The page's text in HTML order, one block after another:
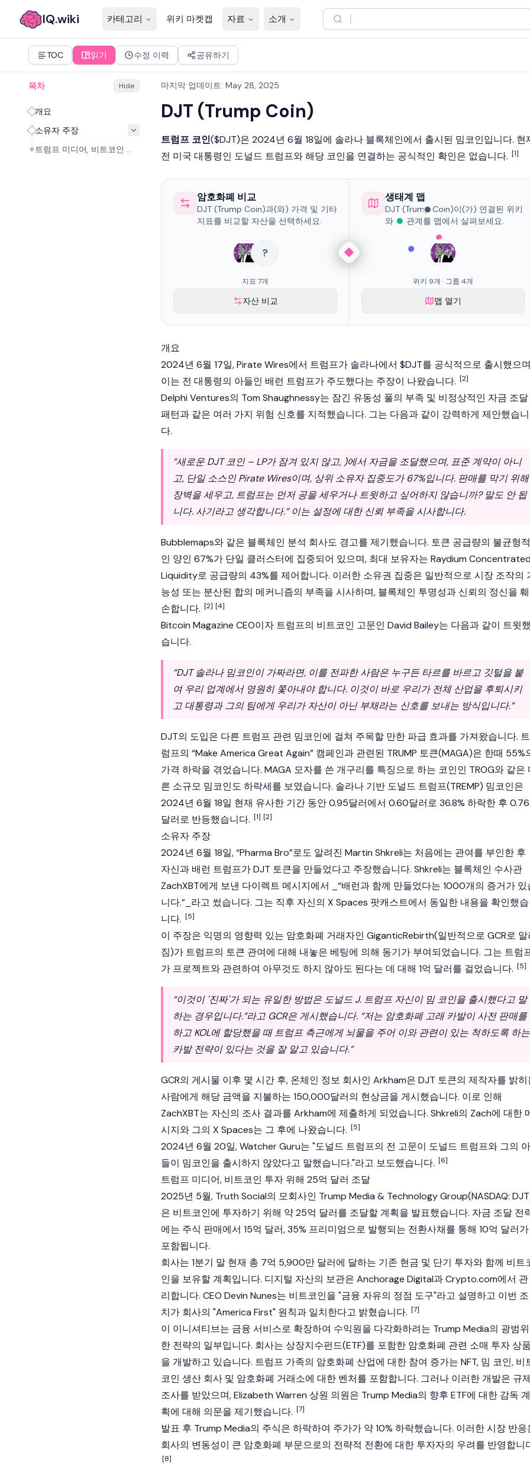
IQ.wiki 카테고리 위키 마켓캡 자료 소개
TOC 읽기 수정 이력 공유하기
목차 Hide
개요
소유자 주장
트럼프 미디어, 비트코인 투자 위해 25억 달러 조달
마지막 업데이트: May 28, 2025
DJT (Trump Coin)
트럼프 코인($DJT)은 2024년 6월 18일에 솔라나 블록체인에서 출시된 밈코인입니다. 현
전 미국 대통령인 도널드 트럼프와 해당 코인을 연결하는 공식적인 확인은 없습니다. [1]
암호화폐 비교
DJT (Trump Coin)과(와) 가격 및 기타
지표를 비교할 자산을 선택하세요.
?
지표 7개
자산 비교
생태계 맵
DJT (Trump Coin)이(가) 연결된 위키
와 그 관계를 맵에서 살펴보세요.
위키 9개 · 그룹 4개
맵 열기
개요
2024년 6월 17일, Pirate Wires에서 트럼프가 솔라나에서 $DJT를 공식적으로 출시했으
이는 전 대통령의 아들인 배런 트럼프가 주도했다는 주장이 나왔습니다. [2]
Delphi Ventures의 Tom Shaughnessy는 잠긴 유동성 풀의 부족 및 비정상적인 자금 조달
패턴과 같은 여러 가지 위험 신호를 지적했습니다. 그는 다음과 같이 강력하게 제안했습니
다.
“새로운 DJT 코인 – LP가 잠겨 있지 않고, )에서 자금을 조달했으며, 표준 계약이 아니
고, 단일 소스인 Pirate Wires이며, 상위 소유자 집중도가 67%입니다. 판매를 막기 위해
장벽을 세우고, 트럼프는 먼저 공을 세우거나 트윗하고 싶어하지 않습니까? 말도 안 됩
니다. 사기라고 생각합니다.” 이는 설정에 대한 신뢰 부족을 시사합니다.
Bubblemaps와 같은 블록체인 분석 회사도 경고를 제기했습니다. 토큰 공급량의 불균형적
인 양인 67%가 단일 클러스터에 집중되어 있으며, 최대 보유자는 Raydium Concentrated
Liquidity로 공급량의 43%를 제어합니다. 이러한 소유권 집중은 일반적으로 시장 조작의
능성 또는 분산된 합의 메커니즘의 부족을 시사하며, 블록체인 투명성과 신뢰의 정신을 훼
손합니다. [2] [4]
Bitcoin Magazine CEO이자 트럼프의 비트코인 고문인 David Bailey는 다음과 같이 트윗했
습니다.
“DJT 솔라나 밈코인이 가짜라면, 이를 전파한 사람은 누구든 타르를 바르고 깃털을 붙
여 우리 업계에서 영원히 쫓아내야 합니다. 이것이 바로 우리가 전체 산업을 후퇴시키
고 대통령과 그의 팀에게 우리가 자산이 아닌 부채라는 신호를 보내는 방식입니다.”
DJT의 도입은 다른 트럼프 관련 밈코인에 걸쳐 주목할 만한 파급 효과를 가져왔습니다. 트
럼프의 “Make America Great Again” 캠페인과 관련된 TRUMP 토큰(MAGA)은 한때 55%
가격 하락을 겪었습니다. MAGA 모자를 쓴 개구리를 특징으로 하는 코인인 TROG와 같은
른 소규모 밈코인도 하락세를 보였습니다. 솔라나 기반 도널드 트럼프(TREMP) 밈코인은
2024년 6월 18일 현재 유사한 기간 동안 0.95달러에서 0.60달러로 36.8% 하락한 후 0.76
달러로 반등했습니다. [1] [2]
소유자 주장
2024년 6월 18일, “Pharma Bro”로도 알려진 Martin Shkreli는 처음에는 관여를 부인한 후
자신과 배런 트럼프가 DJT 토큰을 만들었다고 주장했습니다. Shkreli는 블록체인 수사관
ZachXBT에게 보낸 다이렉트 메시지에서 _“배런과 함께 만들었다는 1000개의 증거가 있
니다.”_라고 썼습니다. 그는 직후 자신의 X Spaces 팟캐스트에서 동일한 내용을 확인했습
니다. [5]
이 주장은 익명의 영향력 있는 암호화폐 거래자인 GiganticRebirth(일반적으로 GCR로 알
짐)가 트럼프의 토큰 관여에 대해 내놓은 베팅에 의해 동기가 부여되었습니다. 그는 트럼
가 프로젝트와 관련하여 아무것도 하지 않아도 된다는 데 대해 1억 달러를 걸었습니다. [5]
“이것이 '진짜'가 되는 유일한 방법은 도널드 J. 트럼프 자신이 밈 코인을 출시했다고 말
하는 경우입니다.”라고 GCR은 게시했습니다. “저는 암호화폐 고래 카발이 사전 판매를
하고 KOL에 할당했을 때 트럼프 측근에게 뇌물을 주어 이와 관련이 있는 척하도록 하는
카발 전략이 있다는 것을 잘 알고 있습니다.”
GCR의 게시물 이후 몇 시간 후, 온체인 정보 회사인 Arkham은 DJT 토큰의 제작자를 밝히
사람에게 해당 금액을 지불하는 150,000달러의 현상금을 게시했습니다. 이로 인해
ZachXBT는 자신의 조사 결과를 Arkham에 제출하게 되었습니다. Shkreli의 Zach에 대한
시지와 그의 X Spaces는 그 후에 나왔습니다. [5]
2024년 6월 20일, Watcher Guru는 "도널드 트럼프의 전 고문이 도널드 트럼프와 그의 아
들이 밈코인을 출시하지 않았다고 말했습니다."라고 보도했습니다. [6]
트럼프 미디어, 비트코인 투자 위해 25억 달러 조달
2025년 5월, Truth Social의 모회사인 Trump Media & Technology Group(NASDAQ:
은 비트코인에 투자하기 위해 약 25억 달러를 조달할 계획을 발표했습니다. 자금 조달 전
에는 주식 판매에서 15억 달러, 35% 프리미엄으로 발행되는 전환사채를 통해 10억 달러가
포함됩니다.
회사는 1분기 말 현재 총 7억 5,900만 달러에 달하는 기존 현금 및 단기 투자와 함께 비트
인을 보유할 계획입니다. 디지털 자산의 보관은 Anchorage Digital과 Crypto.com에서 관
리합니다. CEO Devin Nunes는 비트코인을 "금융 자유의 정점 도구"라고 설명하고 이번 조
치가 회사의 "America First" 원칙과 일치한다고 밝혔습니다. [7]
이 이니셔티브는 금융 서비스로 확장하여 수익원을 다각화하려는 Trump Media의 광범위
한 전략의 일부입니다. 회사는 상장지수펀드(ETF)를 포함한 암호화폐 관련 소매 투자 상품
을 개발하고 있습니다. 트럼프 가족의 암호화폐 산업에 대한 참여 증가는 NFT, 밈 코인, 비
코인 생산 회사 및 암호화폐 거래소에 대한 벤처를 포함합니다. 그러나 이러한 개발은 규제
조사를 받았으며, Elizabeth Warren 상원 의원은 Trump Media의 향후 ETF에 대한 감독 계
획에 대해 의문을 제기했습니다. [7]
발표 후 Trump Media의 주식은 하락하여 주가가 약 10% 하락했습니다. 이러한 시장 반응
회사의 변동성이 큰 암호화폐 부문으로의 전략적 전환에 대한 투자자의 우려를 반영합니
[8]